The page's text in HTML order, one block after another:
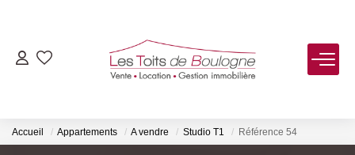
ACHETER
LOUER
Accueil Appartements A vendre Studio T1 Référence 54